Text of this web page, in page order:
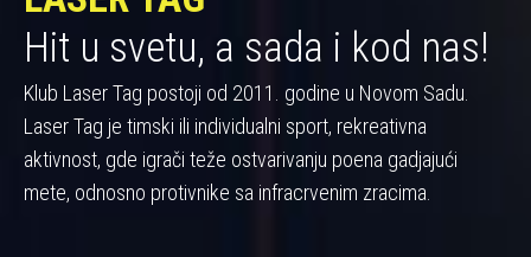
Hit u svetu, a sada i kod nas!
Klub Laser Tag postoji od 2011. godine u Novom Sadu.
Laser Tag je timski ili individualni sport, rekreativna
aktivnost, gde igrači teže ostvarivanju poena gadjajući
mete, odnosno protivnike sa infracrvenim zracima.